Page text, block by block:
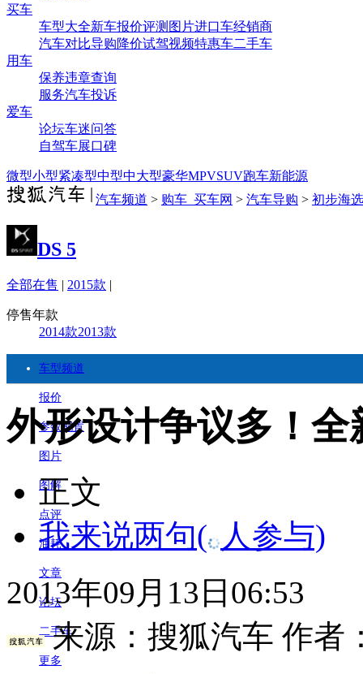
买车
车型大全新车报价评测 图片进口车经销商
汽车对比导购降价试驾视频特惠车二手车
用车
保养违章查询
服务汽车投诉
爱车
论坛车迷问答
自驾车展口碑
微型小型紧凑型中型中大型豪华MPVSUV跑车新能源
汽车频道 > 购车_买车网 > 汽车导购 > 初步海选
DS 5
全部在售 | 2015款 |
停售年款
2014款2013款
车型频道
报价
参数配置
图片
图解
点评
油耗
文章
论坛
二手车
更多
外形设计争议多！全
正文
我来说两句( 人参与)
2013年09月13日06:53
来源： 搜狐汽车 作者